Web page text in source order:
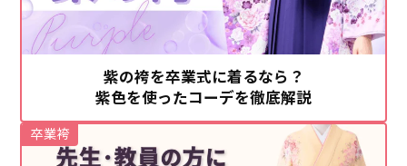
紫の袴を卒業式に着るなら？
紫色を使ったコーデを徹底解説
卒業袴